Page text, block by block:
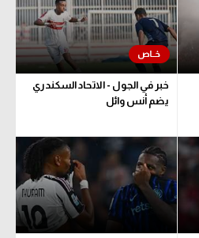
خبر في الجول - الاتحاد السكندري
يضم أنس وائل